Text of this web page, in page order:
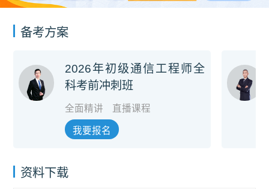
备考方案
2026年初级通信工程师全
科考前冲刺班
全面精讲 直播课程
我要报名
资料下载